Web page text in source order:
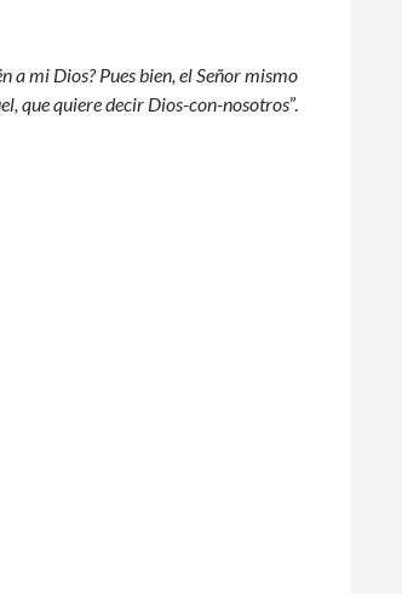
a mi Dios? Pues bien, el Señor mismo
que quiere decir Dios-con-nosotros”.